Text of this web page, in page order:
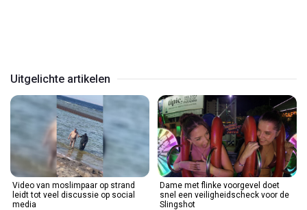
Uitgelichte artikelen
Video van moslimpaar op strand
leidt tot veel discussie op social
media
Dame met flinke voorgevel doet
snel een veiligheidscheck voor de
Slingshot